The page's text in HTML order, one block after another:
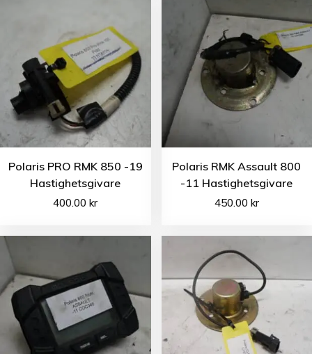
Polaris PRO RMK 850 -19
Hastighetsgivare
400.00kr
Polaris RMK Assault 800
-11 Hastighetsgivare
450.00 kr